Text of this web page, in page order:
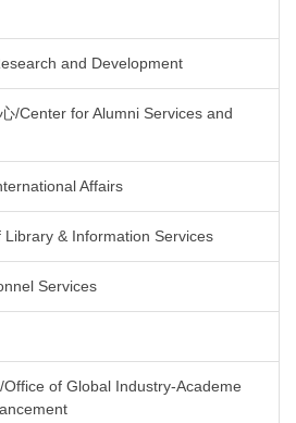
and Development
/Center for Alumni Services and
Affairs
Library & Information Services
Services
of Global Industry-Academe